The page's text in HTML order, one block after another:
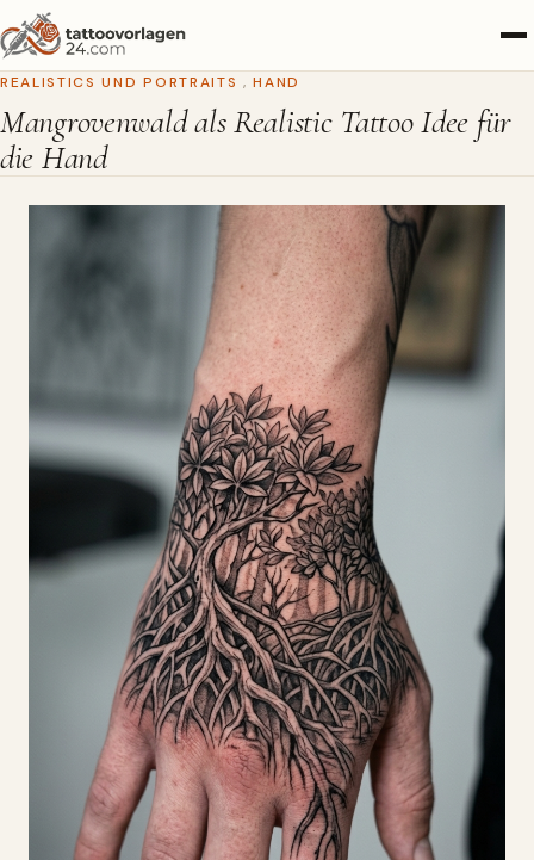
REALISTICS UND PORTRAITS , HAND
Mangrovenwald als Realistic Tattoo Idee für
die Hand